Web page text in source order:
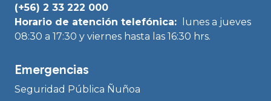
(+56) 2 33 222 000
Horario de atención telefónica:
lunes a jueves
08:30 a 17:30 y viernes hasta las 16:30 hrs.
Emergencias
Seguridad Pública Ñuñoa